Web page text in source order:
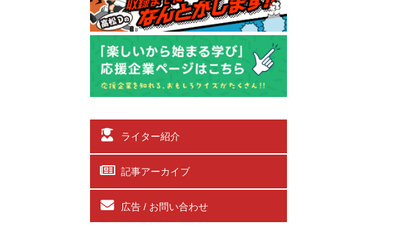
ライター紹介
記事アーカイブ
広告 / お問い合わせ